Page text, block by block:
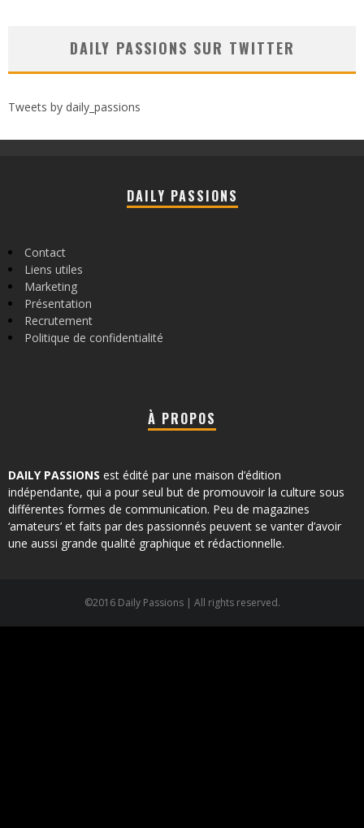
DAILY PASSIONS SUR TWITTER
Tweets by daily_passions
DAILY PASSIONS
Contact
Liens utiles
Marketing
Présentation
Recrutement
Politique de confidentialité
À PROPOS
DAILY PASSIONS est édité par une maison d’édition
indépendante, qui a pour seul but de promouvoir la culture sous
différentes formes de communication. Peu de magazines
‘amateurs’ et faits par des passionnés peuvent se vanter d’avoir
une aussi grande qualité graphique et rédactionnelle.
©2016 Daily Passions | All rights reserved.